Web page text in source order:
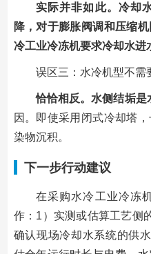
实际并非如此。冷却
降，对于膨胀阀调和压缩
冷工业冷冻机要求冷却水进
误区三：水冷机型不需
恰恰相反。水侧结垢
因。即使采用闭式冷却塔
染物沉积。
下一步行动建议
在采购水冷工业冷冻
作：1）实测或估算工艺侧
确认现场冷却水系统的供